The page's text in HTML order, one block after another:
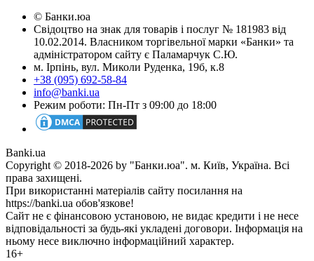
© Банки.юа
Свідоцтво на знак для товарів і послуг № 181983 від
10.02.2014. Власником торгівельної марки «Банки» та
адміністратором сайту є Паламарчук С.Ю.
м. Ірпінь, вул. Миколи Руденка, 19б, к.8
+38 (095) 692-58-84
info@banki.ua
Режим роботи: Пн-Пт з 09:00 до 18:00
Banki.ua
Copyright © 2018-2026 by "Банки.юа". м. Київ, Україна. Всі
права захищені.
При використанні матеріалів сайту посилання на
https://banki.ua обов'язкове!
Сайт не є фінансовою установою, не видає кредити і не несе
відповідальності за будь-які укладені договори. Інформація на
ньому несе виключно інформаційний характер.
16+